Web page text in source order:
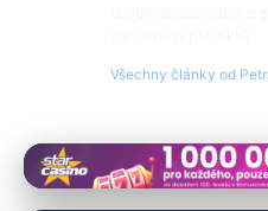
Všechny články od